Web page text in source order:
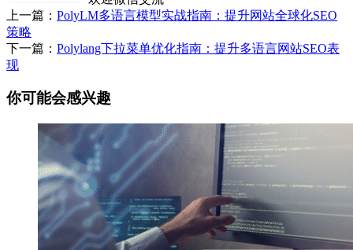
上一篇： PolyLM多语言模型实战指南：提升网站全球化SEO
策略
下一篇： Polylang下拉菜单优化指南：提升多语言网站SEO表
现
你可能会感兴趣